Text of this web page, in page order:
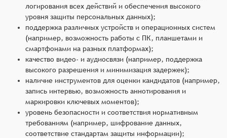
логирования всех действий и обеспечения высокого
уровня защиты персональных данных);
поддержка различных устройств и операционных систем
(например, возможность работы с ПК, планшетами и
смартфонами на разных платформах);
качество видео- и аудиосвязи (например, поддержка
высокого разрешения и минимизация задержек);
наличие инструментов для оценки кандидатов (например,
запись интервью, возможность аннотирования и
маркировки ключевых моментов);
уровень безопасности и соответствия нормативным
требованиям (например, шифрование данных,
соответствие стандартам защиты информации);